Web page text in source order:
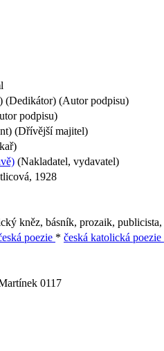
(Dedikátor) (Autor podpisu)
podpisu)
(Dřívější majitel)
(Nakladatel, vydavatel)
1928
kněz, básník, prozaik, publicista,
poezie * česká katolická poezie
0117